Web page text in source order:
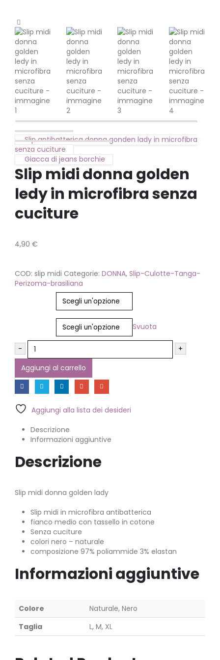
Slip antibatterica donna gonden lady in microfibra
senza cuciture
Giacca di jeans borchie
Slip midi donna golden
ledy in microfibra senza
cuciture
4,90 €
COD: slip midi Categorie: DONNA, Slip-Culotte-Tanga-
Perizoma-brasiliana
Svuota
-
+
Aggiungi al carrello
Aggiungi alla lista dei desideri
Descrizione
Informazioni aggiuntive
Descrizione
Slip midi donna golden lady
Slip midi in microfibra antibatterica
fianco medio con tassello in cotone
Senza cuciture
colori nero – naturale
composizione 97% poliammide 3% elastan
Informazioni aggiuntive
Colore
Naturale, Nero
Taglia
L, M, XL